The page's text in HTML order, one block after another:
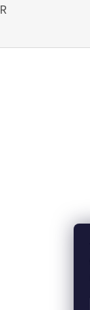
5 z 5 hviezdičiek.